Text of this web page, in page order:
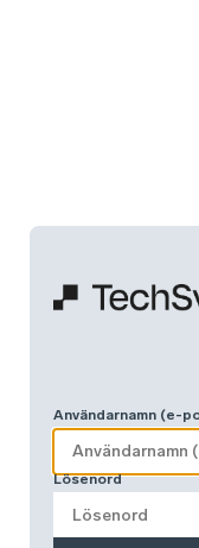
Användarnamn (e-
Lösenord